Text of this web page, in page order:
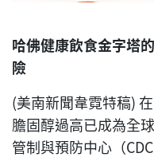
哈佛健康飲食金字塔
險
(美南新聞韋霓特稿)
膽固醇過高已成為全
管制與預防中心（